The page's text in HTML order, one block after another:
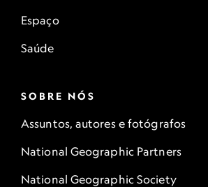
Espaço
Saúde
SOBRE NÓS
Assuntos, autores e fotógrafos
National Geographic Partners
National Geographic Society